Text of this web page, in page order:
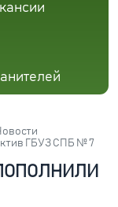
ГБУЗ СПБ № 7